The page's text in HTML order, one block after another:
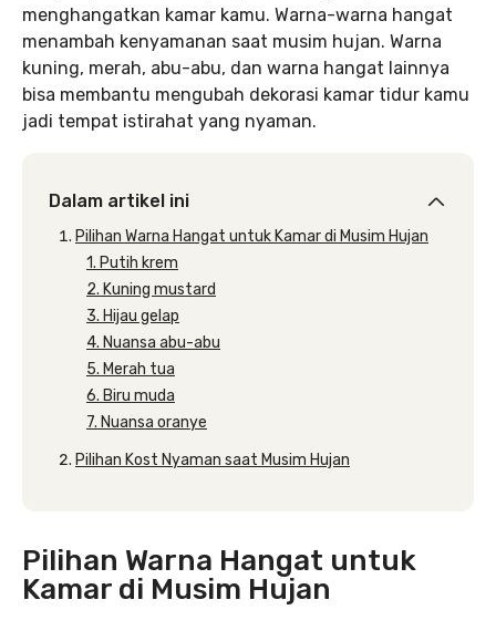
menghangatkan kamar kamu. Warna-warna hangat
menambah kenyamanan saat musim hujan. Warna
kuning, merah, abu-abu, dan warna hangat lainnya
bisa membantu mengubah dekorasi kamar tidur kamu
jadi tempat istirahat yang nyaman.
Dalam artikel ini
Pilihan Warna Hangat untuk Kamar di Musim Hujan
1. Putih krem
2. Kuning mustard
3. Hijau gelap
4. Nuansa abu-abu
5. Merah tua
6. Biru muda
7. Nuansa oranye
Pilihan Kost Nyaman saat Musim Hujan
Pilihan Warna Hangat untuk
Kamar di Musim Hujan